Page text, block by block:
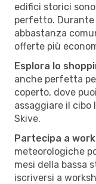
edifici storici
perfetto. Durante
abbastanza
offerte più
Esplora lo
anche perfetta
coperto, dove
assaggiare il
Skive.
Partecipa a
meteorologiche
mesi della bassa
iscriversi a